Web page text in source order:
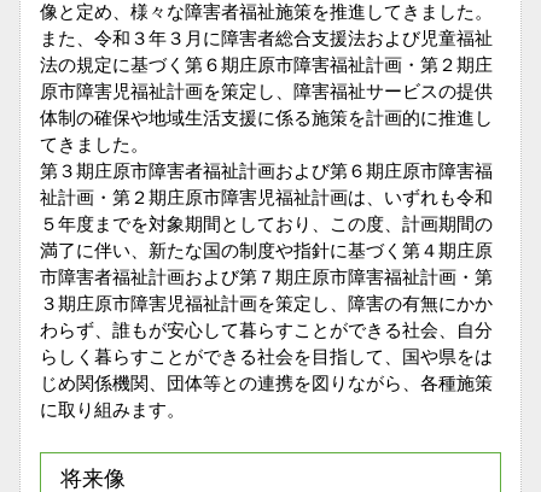
像と定め、様々な障害者福祉施策を推進してきました。
また、令和３年３月に障害者総合支援法および児童福祉
法の規定に基づく第６期庄原市障害福祉計画・第２期庄
原市障害児福祉計画を策定し、障害福祉サービスの提供
体制の確保や地域生活支援に係る施策を計画的に推進し
てきました。
第３期庄原市障害者福祉計画および第６期庄原市障害福
祉計画・第２期庄原市障害児福祉計画は、いずれも令和
５年度までを対象期間としており、この度、計画期間の
満了に伴い、新たな国の制度や指針に基づく第４期庄原
市障害者福祉計画および第７期庄原市障害福祉計画・第
３期庄原市障害児福祉計画を策定し、障害の有無にかか
わらず、誰もが安心して暮らすことができる社会、自分
らしく暮らすことができる社会を目指して、国や県をは
じめ関係機関、団体等との連携を図りながら、各種施策
に取り組みます。
将来像